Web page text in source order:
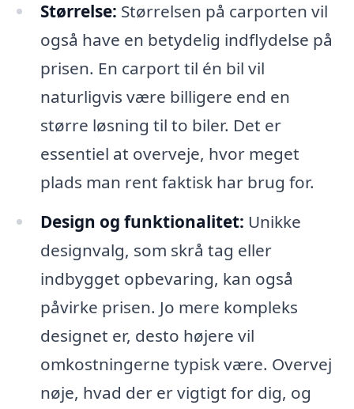
Størrelse: Størrelsen på carporten vil
også have en betydelig indflydelse på
prisen. En carport til én bil vil
naturligvis være billigere end en
større løsning til to biler. Det er
essentiel at overveje, hvor meget
plads man rent faktisk har brug for.
Design og funktionalitet: Unikke
designvalg, som skrå tag eller
indbygget opbevaring, kan også
påvirke prisen. Jo mere kompleks
designet er, desto højere vil
omkostningerne typisk være. Overvej
nøje, hvad der er vigtigt for dig, og